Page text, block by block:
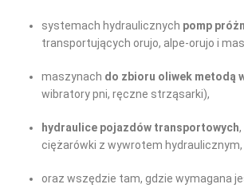
systemach hydraulicznych pomp
transportujących orujo, alpe-orujo i
maszynach do zbioru oliwek metodą
wibratory pni, ręczne strząsarki),
hydraulice pojazdów transportowych
ciężarówki z wywrotem hydraulicznym,
oraz wszędzie tam, gdzie wymagana